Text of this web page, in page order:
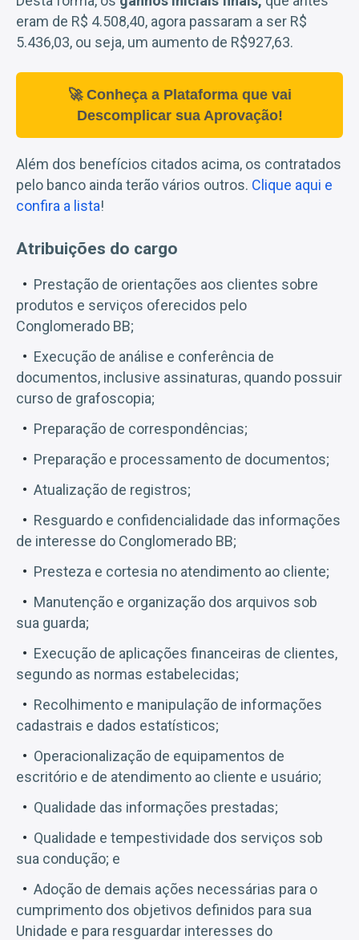
eram de R$ 4.508,40, agora passaram a ser R$
5.436,03, ou seja, um aumento de R$927,63.
🚀 Conheça a Plataforma que vai
Descomplicar sua Aprovação!
Além dos benefícios citados acima, os contratados
pelo banco ainda terão vários outros. Clique aqui e
confira a lista!
Atribuições do cargo
Prestação de orientações aos clientes sobre
produtos e serviços oferecidos pelo
Conglomerado BB;
Execução de análise e conferência de
documentos, inclusive assinaturas, quando possuir
curso de grafoscopia;
Preparação de correspondências;
Preparação e processamento de documentos;
Atualização de registros;
Resguardo e confidencialidade das informações
de interesse do Conglomerado BB;
Presteza e cortesia no atendimento ao cliente;
Manutenção e organização dos arquivos sob
sua guarda;
Execução de aplicações financeiras de clientes,
segundo as normas estabelecidas;
Recolhimento e manipulação de informações
cadastrais e dados estatísticos;
Operacionalização de equipamentos de
escritório e de atendimento ao cliente e usuário;
Qualidade das informações prestadas;
Qualidade e tempestividade dos serviços sob
sua condução; e
Adoção de demais ações necessárias para o
cumprimento dos objetivos definidos para sua
Unidade e para resguardar interesses do